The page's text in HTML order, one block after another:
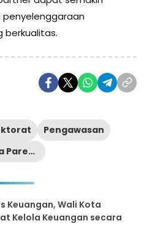
berkualitas.
Pengawasan
Wali Kota Parepare
Keuangan, Wali Kota
Kelola Keuangan secara